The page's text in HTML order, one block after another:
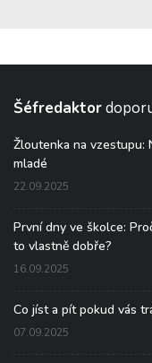
Šéfredaktor
Žloutenka na vzestupu:
mladé
22.09.2025
První dny ve školce:
to vlastně dobře?
16.09.2025
Co jíst a pít pokud vás
07.09.2025